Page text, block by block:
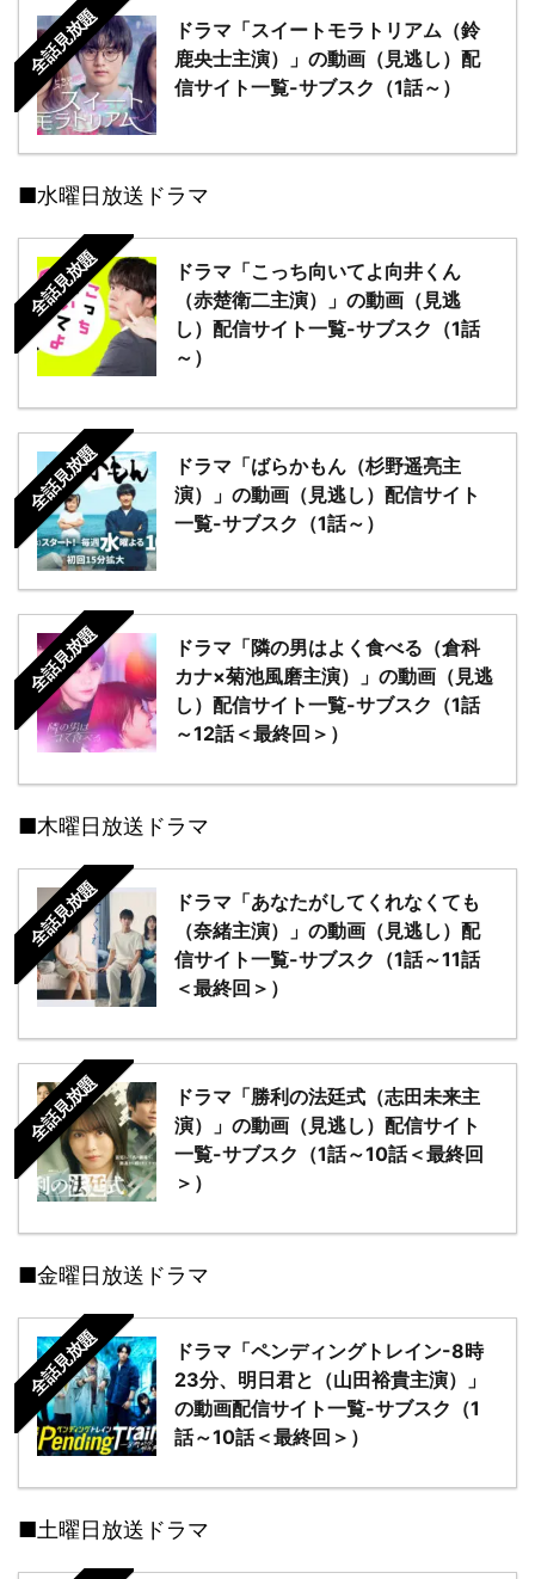
全話見放題
ドラマ「スイートモラトリアム（鈴
鹿央士主演）」の動画（見逃し）配
信サイト一覧-サブスク（1話～）
■水曜日放送ドラマ
全話見放題
ドラマ「こっち向いてよ向井くん
（赤楚衛二主演）」の動画（見逃
し）配信サイト一覧-サブスク（1話
～）
全話見放題
ドラマ「ばらかもん（杉野遥亮主
演）」の動画（見逃し）配信サイト
一覧-サブスク（1話～）
全話見放題
ドラマ「隣の男はよく食べる（倉科
カナ×菊池風磨主演）」の動画（見逃
し）配信サイト一覧-サブスク（1話
～12話＜最終回＞）
■木曜日放送ドラマ
全話見放題
ドラマ「あなたがしてくれなくても
（奈緒主演）」の動画（見逃し）配
信サイト一覧-サブスク（1話～11話
＜最終回＞）
全話見放題
ドラマ「勝利の法廷式（志田未来主
演）」の動画（見逃し）配信サイト
一覧-サブスク（1話～10話＜最終回
＞）
■金曜日放送ドラマ
全話見放題
ドラマ「ペンディングトレイン-8時
23分、明日君と（山田裕貴主演）」
の動画配信サイト一覧-サブスク（1
話～10話＜最終回＞）
■土曜日放送ドラマ